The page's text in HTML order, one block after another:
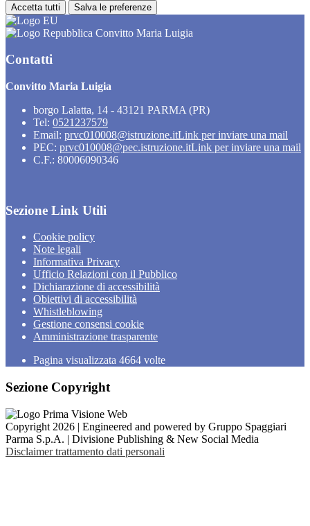
Accetta tutti Salva le preferenze
Convitto Maria Luigia
Contatti
Convitto Maria Luigia
borgo Lalatta, 14 - 43121 PARMA (PR)
Tel: 0521237579
Email: prvc010008@istruzione.itLink per inviare una mail
PEC: prvc010008@pec.istruzione.itLink per inviare una mail
C.F.: 80006090346
Sezione Link Utili
Cookie policy
Note legali
Informativa Privacy
Ufficio Relazioni con il Pubblico
Dichiarazione di accessibilità
Obiettivi di accessibilità
Whistleblowing
Gestione consensi cookie
Amministrazione trasparente
Pagina visualizzata 4664 volte
Sezione Copyright
Copyright 2026 | Engineered and powered by Gruppo Spaggiari
Parma S.p.A. | Divisione Publishing & New Social Media
Disclaimer trattamento dati personali